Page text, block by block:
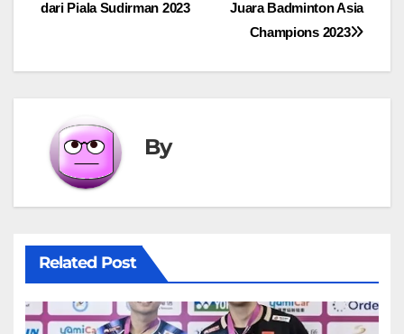
Juara Badminton Asia
Champions 2023
dari Piala Sudirman 2023
By
Related Post